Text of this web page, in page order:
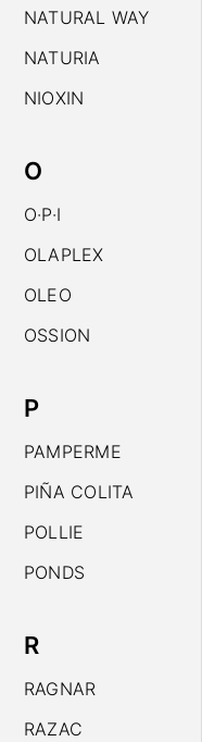
NATURAL WAY
NATURIA
NIOXIN
O
O·P·I
OLAPLEX
OLEO
OSSION
P
PAMPERME
PIÑA COLITA
POLLIE
PONDS
R
RAGNAR
RAZAC